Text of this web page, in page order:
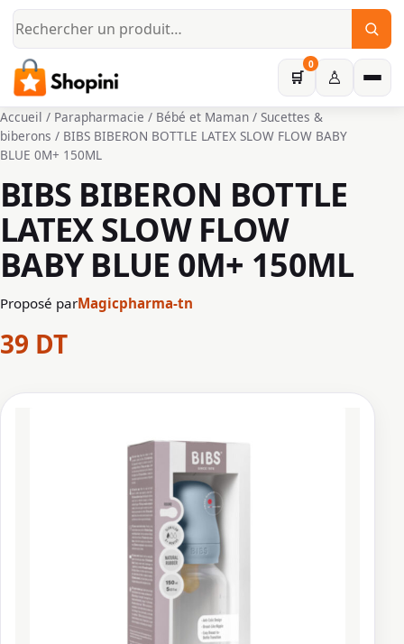
Aller au contenu principal
🛒
0
♙
Accueil / Parapharmacie / Bébé et Maman / Sucettes &
biberons / BIBS BIBERON BOTTLE LATEX SLOW FLOW BABY
BLUE 0M+ 150ML
BIBS BIBERON BOTTLE
LATEX SLOW FLOW
BABY BLUE 0M+ 150ML
Proposé parMagicpharma-tn
39 DT